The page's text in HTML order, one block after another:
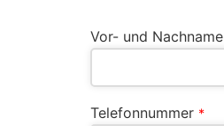
Vor- und Nachname
Telefonnummer *